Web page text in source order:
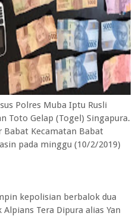
Polres Muba Iptu Rusli
Toto Gelap (Togel) Singapura.
Babat Kecamatan Babat
pada minggu (10/2/2019)
kepolisian berbalok dua
Tera Dipura alias Yan